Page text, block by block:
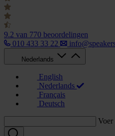
9.2 van 770 beoordelingen
010 433 33 22
Nederlands
English
Nederlands
Français
Deutsch
Voer